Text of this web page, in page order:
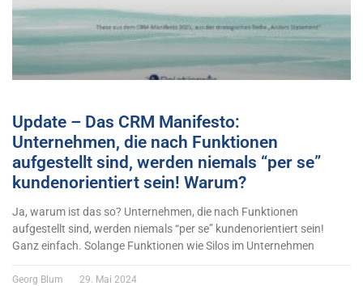
Update – Das CRM Manifesto:
Unternehmen, die nach Funktionen
aufgestellt sind, werden niemals “per se”
kundenorientiert sein! Warum?
Ja, warum ist das so? Unternehmen, die nach Funktionen
aufgestellt sind, werden niemals “per se” kundenorientiert sein!
Ganz einfach. Solange Funktionen wie Silos im Unternehmen
Georg Blum 29. Mai 2024